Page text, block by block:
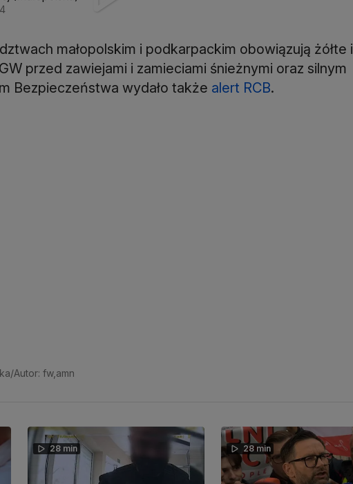
małopolskim i podkarpackim obowiązują żółte i
przed zawiejami i zamieciami śnieżnymi oraz silnym
Bezpieczeństwa wydało także alert RCB.
Autor: fw,amn
28 min 28 min